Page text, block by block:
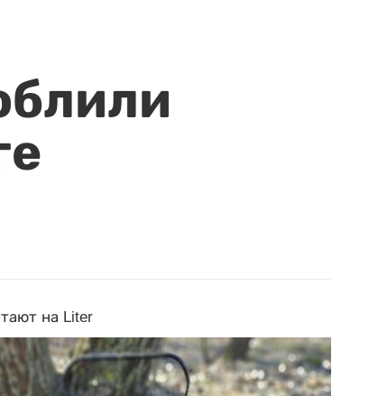
на Liter